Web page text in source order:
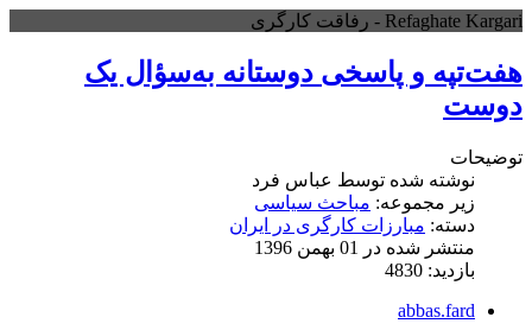
Refaghate Kargari - رفاقت کارگری
هفت‌تپه و پاسخی دوستانه به‌سؤال یک
دوست
توضیحات
نوشته شده توسط عباس فرد
زیر مجموعه: مباحث سیاسی
دسته: مبارزات کارگری در ایران
منتشر شده در 01 بهمن 1396
بازدید: 4830
abbas.fard